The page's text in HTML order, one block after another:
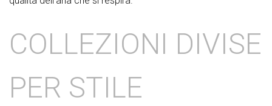
COLLEZIONI DIVISE
PER STILE